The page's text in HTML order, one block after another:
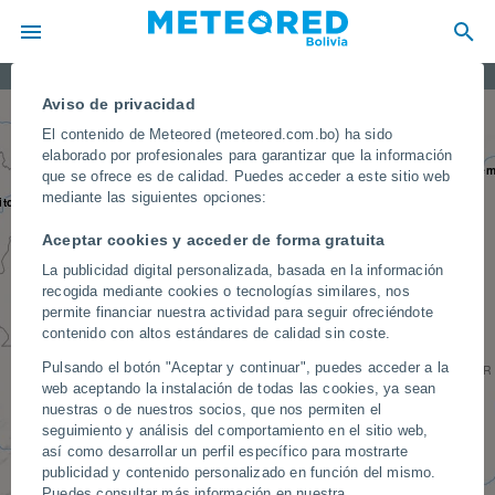
Aviso de privacidad
El contenido de Meteored (meteored.com.bo) ha sido
elaborado por profesionales para garantizar que la información
que se ofrece es de calidad. Puedes acceder a este sitio web
mediante las siguientes opciones:
Aceptar cookies y acceder de forma gratuita
La publicidad digital personalizada, basada en la información
recogida mediante cookies o tecnologías similares, nos
permite financiar nuestra actividad para seguir ofreciéndote
contenido con altos estándares de calidad sin coste.
Pulsando el botón "Aceptar y continuar", puedes acceder a la
web aceptando la instalación de todas las cookies, ya sean
nuestras o de nuestros socios, que nos permiten el
seguimiento y análisis del comportamiento en el sitio web,
así como desarrollar un perfil específico para mostrarte
publicidad y contenido personalizado en función del mismo.
Vilhena
Trinidad
Manaos
Ji-Paraná
Riberalta
Porto Velho
Cusco
Boa Vista